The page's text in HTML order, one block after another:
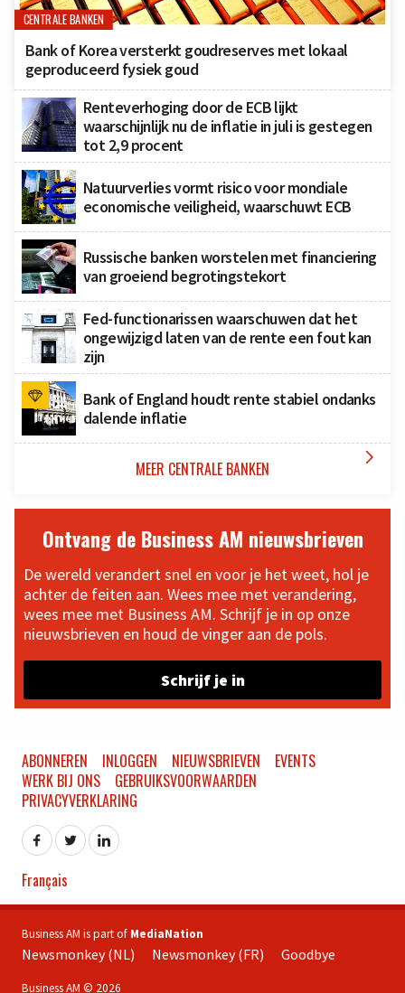
CENTRALE BANKEN
Bank of Korea versterkt goudreserves met lokaal
geproduceerd fysiek goud
Renteverhoging door de ECB lijkt
waarschijnlijk nu de inflatie in juli is gestegen
tot 2,9 procent
Natuurverlies vormt risico voor mondiale
economische veiligheid, waarschuwt ECB
Russische banken worstelen met financiering
van groeiend begrotingstekort
Fed-functionarissen waarschuwen dat het
ongewijzigd laten van de rente een fout kan
zijn
Bank of England houdt rente stabiel ondanks
dalende inflatie
MEER CENTRALE BANKEN 
Ontvang de Business AM nieuwsbrieven
De wereld verandert snel en voor je het weet, hol je
achter de feiten aan. Wees mee met verandering,
wees mee met Business AM. Schrijf je in op onze
nieuwsbrieven en houd de vinger aan de pols.
Schrijf je in
ABONNEREN INLOGGEN NIEUWSBRIEVEN
EVENTS
WERK BIJ ONS
GEBRUIKSVOORWAARDEN
PRIVACYVERKLARING
Français
Business AM is part of MediaNation
Newsmonkey (NL) Newsmonkey (FR) Goodbye
Business AM © 2026